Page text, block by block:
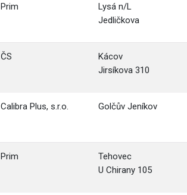
Prim
Lysá n/L
Jedličkova
ČS
Kácov
Jirsíkova 310
Calibra Plus, s.r.o. Golčův Jeníkov
Prim
Tehovec
U Chirany 105